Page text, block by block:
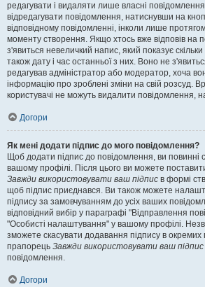
редагувати і видаляти лише власні
відредагувати повідомлення, натиснувши на
відповідному повідомленні, інколи лише
моменту створення. Якщо хтось вже відповів на
з'явиться невеличкий напис, який показує
також дату і час останньої з них. Воно не
редагував адміністратор або модератор, хоча
інформацію про зроблені зміни на свій розсуд.
користувачі не можуть видалити повідомлення,
Догори
Як мені додати підпис до мого повідомлення?
Щоб додати підпис до повідомлення, ви повинні
вашому профілі. Після цього ви можете
Завжди використовувати ваш підпис в формі
щоб підпис приєднався. Ви також можете
підпису за замовчуванням до усіх ваших
відповідний вибір у параграфі "Відправлення
"Особисті налаштування" у вашому профілі.
зможете скасувати додавання підпису в
прапорець Завжди використовувати ваш підпис
повідомлення.
Догори